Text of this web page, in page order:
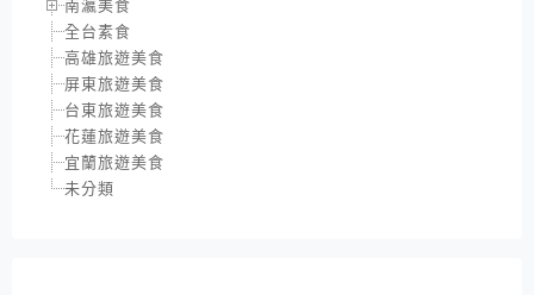
南瀛美食
全台素食
高雄旅遊美食
屏東旅遊美食
台東旅遊美食
花蓮旅遊美食
宜蘭旅遊美食
未分類